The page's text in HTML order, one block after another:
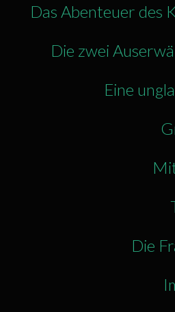
Das Abenteuer des
Die zwei
Eine
Die